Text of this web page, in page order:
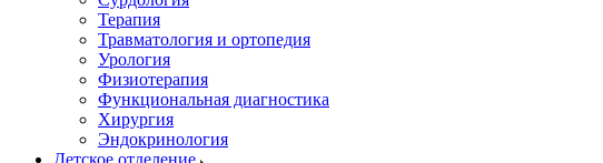
Терапия
Травматология и ортопедия
Урология
Физиотерапия
Функциональная диагностика
Хирургия
Эндокринология
Детское отделение